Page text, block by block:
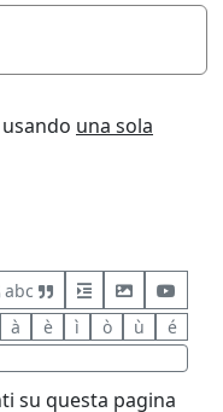
una sola
abc
à è ì ò ù é
su questa pagina